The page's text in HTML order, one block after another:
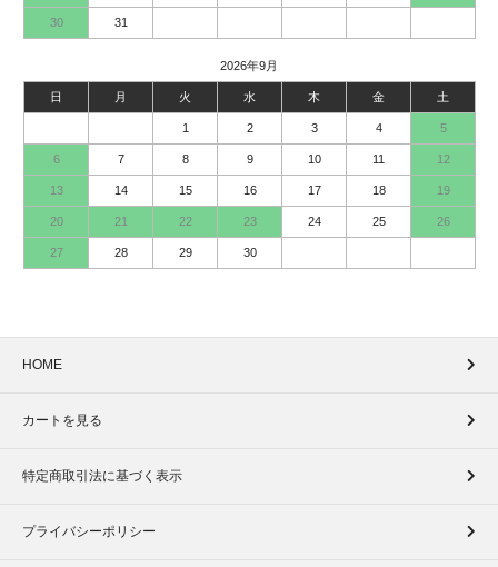
30 31
2026年9月
日 月 火 水 木 金 土
1 2 3 4 5
6 7 8 9 10 11 12
13 14 15 16 17 18 19
20 21 22 23 24 25 26
27 28 29 30
HOME
カートを見る
特定商取引法に基づく表示
プライバシーポリシー